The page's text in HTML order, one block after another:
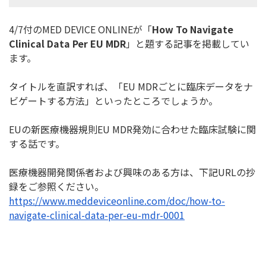
4/7付のMED DEVICE ONLINEが「How To Navigate
Clinical Data Per EU MDR」と題する記事を掲載してい
ます。
タイトルを直訳すれば、「EU MDRごとに臨床データをナ
ビゲートする方法」 といったところでしょうか。
EUの新医療機器規則EU MDR発効に合わせた臨床試験に関
する話です。
医療機器開発関係者および興味のある方は、下記URLの抄
録をご参照ください。
https://www.meddeviceonline.com/doc/how-to-
navigate-clinical-data-per-eu-mdr-0001